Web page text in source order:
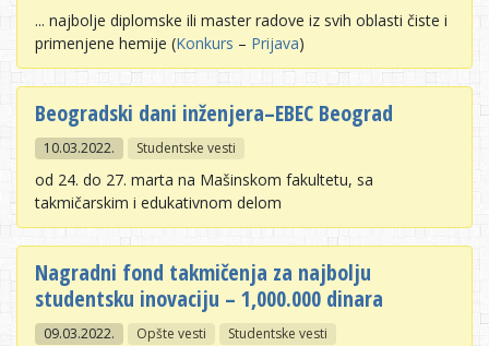
... najbolje diplomske ili master radove iz svih oblasti čiste i
primenjene hemije (Konkurs – Prijava)
Beogradski dani inženjera–EBEC Beograd
10.03.2022. Studentske vesti
od 24. do 27. marta na Mašinskom fakultetu, sa
takmičarskim i edukativnom delom
Nagradni fond takmičenja za najbolju
studentsku inovaciju – 1,000.000 dinara
09.03.2022. Opšte vesti Studentske vesti